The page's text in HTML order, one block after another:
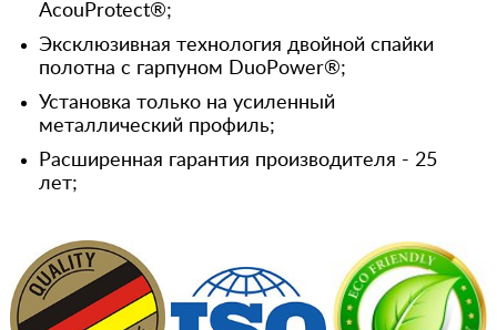
AcouProtect®;
Эксклюзивная технология двойной спайки
полотна с гарпуном DuoPower®;
Установка только на усиленный
металлический профиль;
Расширенная гарантия производителя - 25
лет;